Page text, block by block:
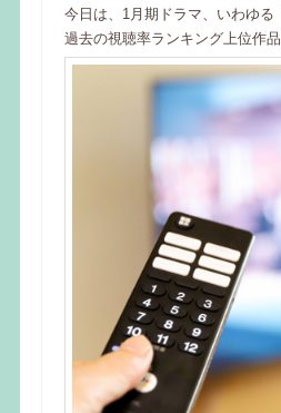
今日は、1月期ドラマ、いわゆる
過去の視聴率ランキング上位作